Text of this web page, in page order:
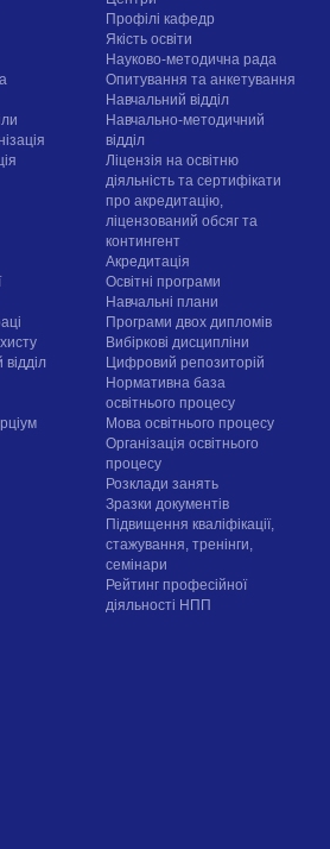
відділ
Профілі кафедр
Якість освіти
Науково-методична рада
Опитування та анкетування
Навчальний відділ
Навчально-методичний
відділ
Ліцензія на освітню
діяльність та сертифікати
про акредитацію,
ліцензований обсяг та
контингент
Акредитація
Освітні програми
Навчальні плани
Програми двох дипломів
Вибіркові дисципліни
Цифровий репозиторій
Нормативна база
освітнього процесу
Мова освітнього процесу
Організація освітнього
процесу
Розклади занять
Зразки документів
Підвищення кваліфікації,
стажування, тренінги,
семінари
Рейтинг професійної
діяльності НПП